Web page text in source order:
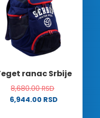
Opcije
mogu
biti
izabrane
na
proizvoda.
ranac Srbije
8,680.00RSD
6,944.00 RSD